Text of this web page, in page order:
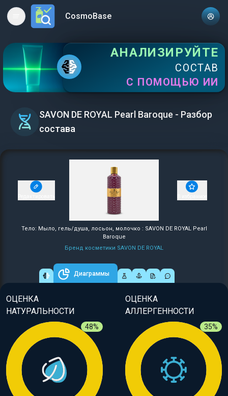
Open main menuCosmoBase
АНАЛИЗИРУЙТЕ
СОСТАВ
С ПОМОЩЬЮ ИИ
SAVON DE ROYAL Pearl Baroque - Разбор
состава
Тело: Мыло, гель/душа, лосьон, молочко : SAVON DE ROYAL Pearl
Baroque
Бренд косметики SAVON DE ROYAL
Диаграммы
ОЦЕНКА
НАТУРАЛЬНОСТИ
48%
ОЦЕНКА
АЛЛЕРГЕННОСТИ
35%